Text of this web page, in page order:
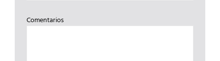
Comentarios